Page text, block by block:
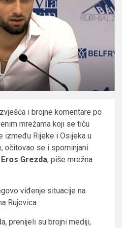
i brojne komentare po
mrežama koji se tiču
između Rijeke i Osijeka u
očitovao se i spominjani
Eros Grezda, piše mrežna
viđenje situacije na
Rujevica.
prenijeli su brojni mediji,